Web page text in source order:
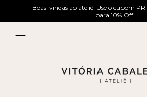
Boas-vindas ao ateliê! Use o cupom
para 10% Off